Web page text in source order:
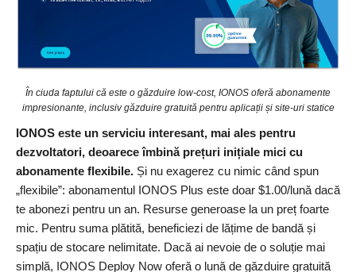
În ciuda faptului că este o găzduire low-cost, IONOS oferă abonamente
impresionante, inclusiv găzduire gratuită pentru aplicații și site-uri statice
IONOS este un serviciu interesant, mai ales pentru
dezvoltatori, deoarece îmbină prețuri inițiale mici cu
abonamente flexibile. Și nu exagerez cu nimic când spun
„flexibile”: abonamentul IONOS Plus este doar $1.00/lună dacă
te abonezi pentru un an. Resurse generoase la un preț foarte
mic. Pentru suma plătită, beneficiezi de lățime de bandă și
spațiu de stocare nelimitate. Dacă ai nevoie de o soluție mai
simplă, IONOS Deploy Now oferă o lună de găzduire gratuită